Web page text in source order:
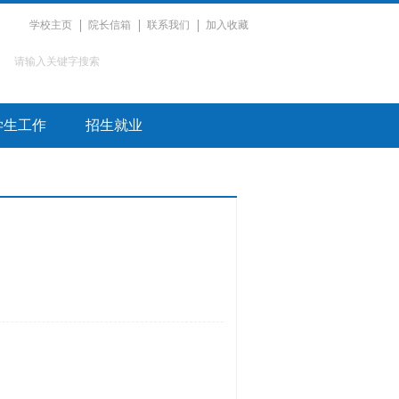
学校主页 院长信箱 联系我们 加入收藏
生工作 招生就业